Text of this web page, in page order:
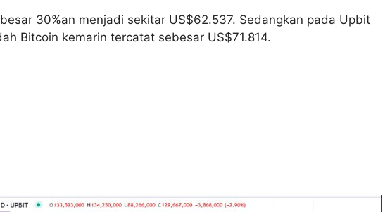
30%an menjadi sekitar US$62.537. Sedangkan pada Upbit
Bitcoin kemarin tercatat sebesar US$71.814.